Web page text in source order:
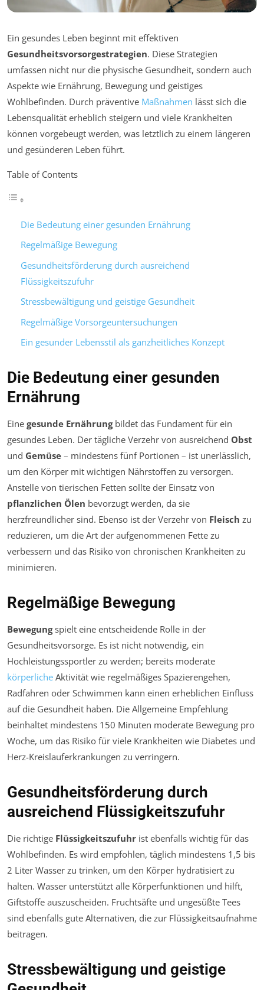
Ein gesundes Leben beginnt mit effektiven
Gesundheitsvorsorgestrategien. Diese Strategien
umfassen nicht nur die physische Gesundheit, sondern auch
Aspekte wie Ernährung, Bewegung und geistiges
Wohlbefinden. Durch präventive Maßnahmen lässt sich die
Lebensqualität erheblich steigern und viele Krankheiten
können vorgebeugt werden, was letztlich zu einem längeren
und gesünderen Leben führt.
Table of Contents
Die Bedeutung einer gesunden Ernährung
Regelmäßige Bewegung
Gesundheitsförderung durch ausreichend
Flüssigkeitszufuhr
Stressbewältigung und geistige Gesundheit
Regelmäßige Vorsorgeuntersuchungen
Ein gesunder Lebensstil als ganzheitliches Konzept
Die Bedeutung einer gesunden
Ernährung
Eine gesunde Ernährungbildet das Fundament für ein
gesundes Leben. Der tägliche Verzehr von ausreichend Obst
und Gemüse – mindestens fünf Portionen – ist unerlässlich,
um den Körper mit wichtigen Nährstoffen zu versorgen.
Anstelle von tierischen Fetten sollte der Einsatz von
pflanzlichen Ölen bevorzugt werden, da sie
herzfreundlicher sind. Ebenso ist der Verzehr von Fleisch zu
reduzieren, um die Art der aufgenommenen Fette zu
verbessern und das Risiko von chronischen Krankheiten zu
minimieren.
Regelmäßige Bewegung
Bewegungspielt eine entscheidende Rolle in der
Gesundheitsvorsorge. Es ist nicht notwendig, ein
Hochleistungssportler zu werden; bereits moderate
körperliche Aktivität wie regelmäßiges Spazierengehen,
Radfahren oder Schwimmen kann einen erheblichen Einfluss
auf die Gesundheit haben. Die Allgemeine Empfehlung
beinhaltet mindestens 150 Minuten moderate Bewegung pro
Woche, um das Risiko für viele Krankheiten wie Diabetes und
Herz-Kreislauferkrankungen zu verringern.
Gesundheitsförderung durch
ausreichend Flüssigkeitszufuhr
Die richtige Flüssigkeitszufuhr ist ebenfalls wichtig für das
Wohlbefinden. Es wird empfohlen, täglich mindestens 1,5 bis
2 Liter Wasser zu trinken, um den Körper hydratisiert zu
halten. Wasser unterstützt alle Körperfunktionen und hilft,
Giftstoffe auszuscheiden. Fruchtsäfte und ungesüßte Tees
sind ebenfalls gute Alternativen, die zur Flüssigkeitsaufnahme
beitragen.
Stressbewältigung und geistige